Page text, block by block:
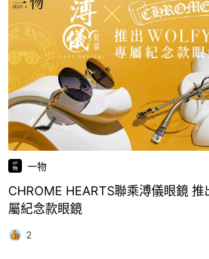
一物
CHROME HEARTS聯乘溥儀眼鏡
屬紀念款眼鏡
2